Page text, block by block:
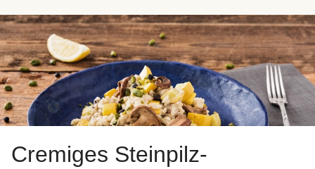
Cremiges Steinpilz-